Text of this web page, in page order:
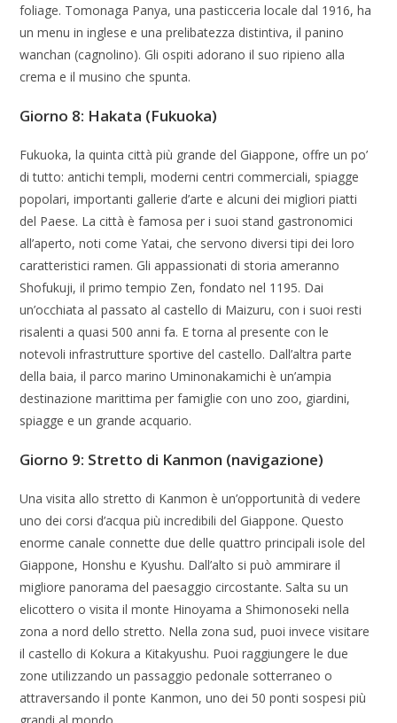
foliage. Tomonaga Panya, una pasticceria locale dal 1916, ha
un menu in inglese e una prelibatezza distintiva, il panino
wanchan (cagnolino). Gli ospiti adorano il suo ripieno alla
crema e il musino che spunta.
Giorno 8: Hakata (Fukuoka)
Fukuoka, la quinta città più grande del Giappone, offre un po’
di tutto: antichi templi, moderni centri commerciali, spiagge
popolari, importanti gallerie d’arte e alcuni dei migliori piatti
del Paese. La città è famosa per i suoi stand gastronomici
all’aperto, noti come Yatai, che servono diversi tipi dei loro
caratteristici ramen. Gli appassionati di storia ameranno
Shofukuji, il primo tempio Zen, fondato nel 1195. Dai
un’occhiata al passato al castello di Maizuru, con i suoi resti
risalenti a quasi 500 anni fa. E torna al presente con le
notevoli infrastrutture sportive del castello. Dall’altra parte
della baia, il parco marino Uminonakamichi è un’ampia
destinazione marittima per famiglie con uno zoo, giardini,
spiagge e un grande acquario.
Giorno 9: Stretto di Kanmon (navigazione)
Una visita allo stretto di Kanmon è un’opportunità di vedere
uno dei corsi d’acqua più incredibili del Giappone. Questo
enorme canale connette due delle quattro principali isole del
Giappone, Honshu e Kyushu. Dall’alto si può ammirare il
migliore panorama del paesaggio circostante. Salta su un
elicottero o visita il monte Hinoyama a Shimonoseki nella
zona a nord dello stretto. Nella zona sud, puoi invece visitare
il castello di Kokura a Kitakyushu. Puoi raggiungere le due
zone utilizzando un passaggio pedonale sotterraneo o
attraversando il ponte Kanmon, uno dei 50 ponti sospesi più
grandi al mondo.